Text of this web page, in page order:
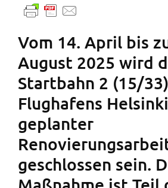
Vom 14. April bis
August 2025 wird
Startbahn 2 (15/
Flughafens
geplanter
geschlossen sein.